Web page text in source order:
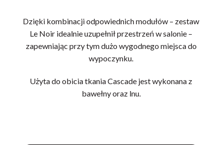
Dzięki kombinacji odpowiednich modułów – zestaw
Le Noir idealnie uzupełnił przestrzeń w salonie –
zapewniając przy tym dużo wygodnego miejsca do
wypoczynku.
Użyta do obicia tkania Cascade jest wykonana z
bawełny oraz lnu.